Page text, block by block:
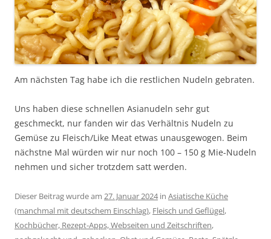
Am nächsten Tag habe ich die restlichen Nudeln gebraten.
Uns haben diese schnellen Asianudeln sehr gut
geschmeckt, nur fanden wir das Verhältnis Nudeln zu
Gemüse zu Fleisch/Like Meat etwas unausgewogen. Beim
nächstne Mal würden wir nur noch 100 – 150 g Mie-Nudeln
nehmen und sicher trotzdem satt werden.
Dieser Beitrag wurde am 27. Januar 2024in Asiatische Küche
(manchmal mit deutschem Einschlag), Fleisch und Geflügel,
Kochbücher, Rezept-Apps, Webseiten und Zeitschriften,